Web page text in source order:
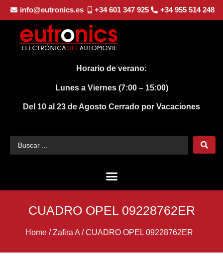
info@eutronics.es +34 601 347 925 +34 955 514 248
Horario de verano:
Lunes a Viernes (7:00 – 15:00)
Del 10 al 23 de Agosto Cerrado por Vacaciones
CUADRO OPEL 09228762ER
Home /Zafira A /CUADRO OPEL 09228762ER